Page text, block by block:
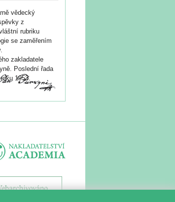
vědecký
z
rubriku
se zaměřením
zakladatele
Poslední řada
1953.